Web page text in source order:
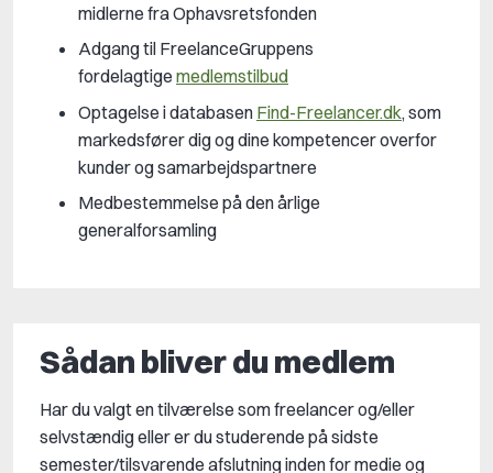
midlerne fra Ophavsretsfonden
Adgang til FreelanceGruppens
fordelagtige medlemstilbud
Optagelse i databasen Find-Freelancer.dk, som
markedsfører dig og dine kompetencer overfor
kunder og samarbejdspartnere
Medbestemmelse på den årlige
generalforsamling
Sådan bliver du medlem
Har du valgt en tilværelse som freelancer og/eller
selvstændig eller er du studerende på sidste
semester/tilsvarende afslutning inden for medie og